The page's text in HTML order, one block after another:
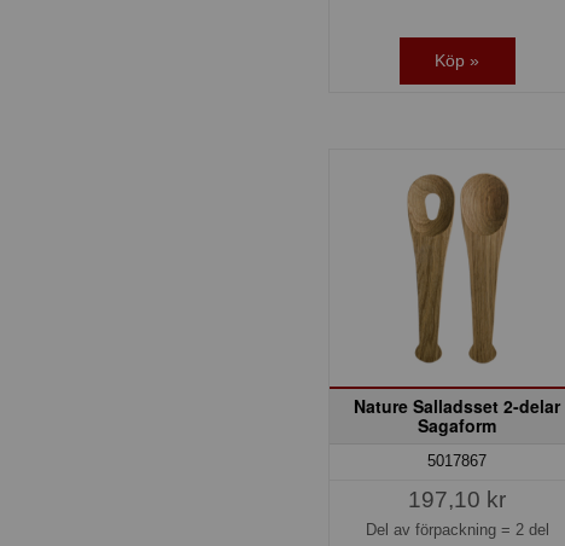
Köp »
Nature Salladsset 2-delar
Sagaform
5017867
197,10 kr
Del av förpackning = 2 del